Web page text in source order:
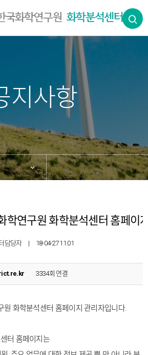
지사항
학연구원 화학분석센터 홈페이
담당자 | 18-04-27 11:01
3334회 연결
원 화학분석센터 홈페이지 관리자입니다.
터 홈페이지는